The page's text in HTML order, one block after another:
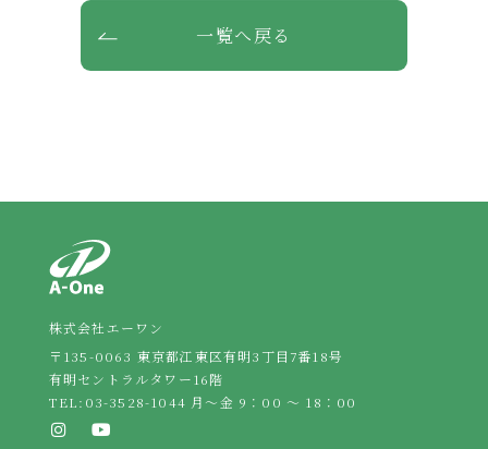
一覧へ戻る
株式会社エーワン
〒135-0063 東京都江東区有明3丁目7番18号
有明セントラルタワー16階
TEL: 03-3528-1044 月～金 9：00 ～ 18：00